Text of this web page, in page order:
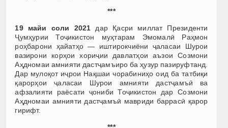
***
19 майи соли 2021 дар Қасри миллат Президенти
Ҷумҳурии Тоҷикистон муҳтарам Эмомалӣ Раҳмон
роҳбарони ҳайатҳо — иштирокчиёни ҷаласаи Шурои
вазирони корҳои хориҷии давлатҳои аъзои Созмони
Аҳдномаи амнияти дастҷамъиро ба ҳузур пазируфтанд.
Дар мулоқот иҷрои Нақшаи чорабиниҳо оид ба татбиқи
қарорҳои ҷаласаи Шурои амнияти дастҷамъӣ ва
афзалияти раёсати ҷониби Тоҷикистон дар Созмони
Аҳдномаи амнияти дастҷамъӣ мавриди баррасӣ қарор
гирифт.